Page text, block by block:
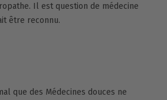
Il est question de médecine
être reconnu.
que des Médecines douces ne